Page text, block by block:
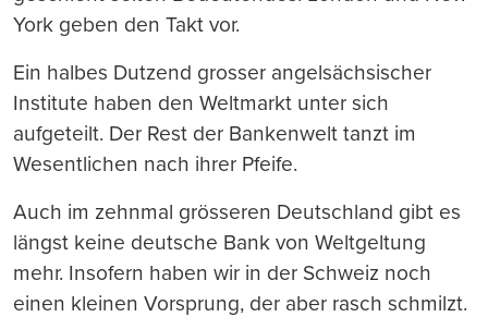
York geben den Takt vor.
Ein halbes Dutzend grosser angelsächsischer
Institute haben den Weltmarkt unter sich
aufgeteilt. Der Rest der Bankenwelt tanzt im
Wesentlichen nach ihrer Pfeife.
Auch im zehnmal grösseren Deutschland gibt es
längst keine deutsche Bank von Weltgeltung
mehr. Insofern haben wir in der Schweiz noch
einen kleinen Vorsprung, der aber rasch schmilzt.